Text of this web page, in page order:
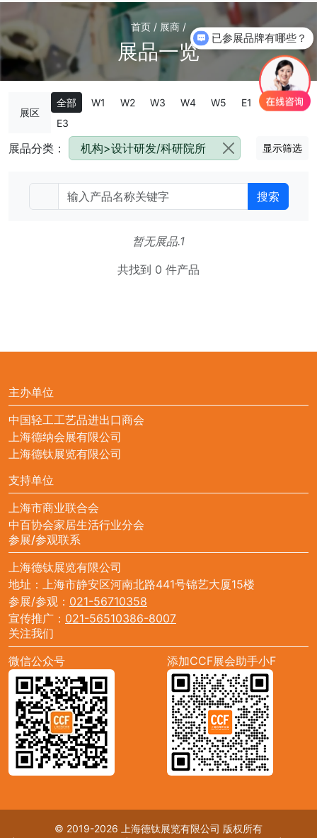
首页 / 展商 /
展品一览
展区
全部 W1 W2 W3 W4 W5 E1
E2
E3
展品分类： 机构>设计研发/科研院所 显示筛选
搜索
暂无展品.1
共找到 0 件产品
主办单位
中国轻工工艺品进出口商会
上海德纳会展有限公司
上海德钛展览有限公司
支持单位
上海市商业联合会
中百协会家居生活行业分会
参展/参观联系
上海德钛展览有限公司
地址：上海市静安区河南北路441号锦艺大厦15楼
参展/参观： 021-56710358
宣传推广： 021-56510386-8007
关注我们
微信公众号
添加CCF展会助手小F
© 2019-2026 上海德钛展览有限公司 版权所有
已参展品牌有哪些？